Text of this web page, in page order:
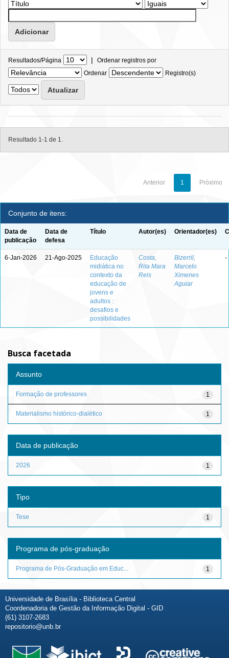
Resultados/Página | Ordenar registros por
Ordenar
Registro(s)
Resultado 1-1 de 1.
Anterior 1 Próximo
Conjunto de itens:
Data de
publicação
Data de
defesa
Título Autor(es) Orientador(es)
6-Jan-2026 21-Ago-2025
Educação
midiática no
contexto da
educação de
jovens e
adultos :
desafios e
possibilidades
Costa,
Rita Mara
Reis
Bizerril,
Marcelo
Ximenes
Aguiar
-
Busca facetada
Assunto
1
Formação de professores
1
Materialismo histórico-dialético
Data de publicação
1
2026
Tipo
1
Tese
Programa de pós-graduação
1
Programa de Pós-Graduação em Educ...
Universidade de Brasília - Biblioteca Central
Coordenadoria de Gestão da Informação Digital - GID
(61) 3107-2683
repositorio@unb.br